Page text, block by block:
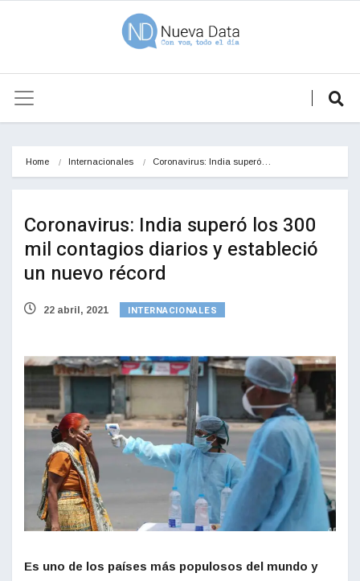
Home Internacionales Coronavirus: India superó…
Coronavirus: India superó los 300
mil contagios diarios y estableció
un nuevo récord
22 abril, 2021 INTERNACIONALES
Es uno de los países más populosos del mundo y